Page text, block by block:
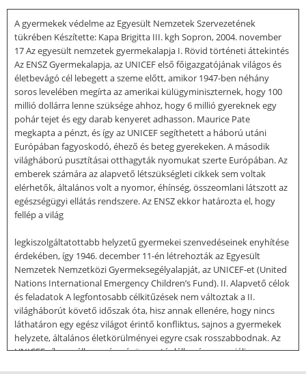
A gyermekek védelme az Egyesült Nemzetek Szervezetének
tükrében Készítette: Kapa Brigitta III. kgh Sopron, 2004. november
17 Az egyesült nemzetek gyermekalapja I. Rövid történeti áttekintés
Az ENSZ Gyermekalapja, az UNICEF első főigazgatójának világos és
életbevágó cél lebegett a szeme előtt, amikor 1947-ben néhány
soros levelében megírta az amerikai külügyminiszternek, hogy 100
millió dollárra lenne szüksége ahhoz, hogy 6 millió gyereknek egy
pohár tejet és egy darab kenyeret adhasson. Maurice Pate
megkapta a pénzt, és így az UNICEF segíthetett a háború utáni
Európában fagyoskodó, éhező és beteg gyerekeken. A második
világháború pusztításai otthagyták nyomukat szerte Európában. Az
emberek számára az alapvető létszükségleti cikkek sem voltak
elérhetők, általános volt a nyomor, éhínség, összeomlani látszott az
egészségügyi ellátás rendszere. Az ENSZ ekkor határozta el, hogy
fellép a világ
legkiszolgáltatottabb helyzetű gyermekei szenvedéseinek enyhítése
érdekében, így 1946. december 11-én létrehozták az Egyesült
Nemzetek Nemzetközi Gyermeksegélyalapját, az UNICEF-et (United
Nations International Emergency Children’s Fund). II. Alapvető célok
és feladatok A legfontosabb célkitűzések nem változtak a II.
világháborút követő időszak óta, hisz annak ellenére, hogy nincs
láthatáron egy egész világot érintő konfliktus, sajnos a gyermekek
helyzete, általános életkörülményei egyre csak rosszabbodnak. Az
UNICEF síkra száll az egészségügy, a táplálkozás, a szociális